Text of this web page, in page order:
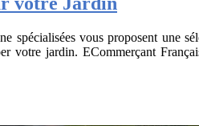
spécialisées vous proposent une
votre jardin. ECommerçant